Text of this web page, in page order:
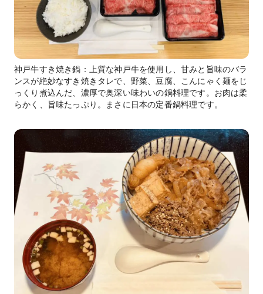
神戸牛すき焼き鍋：上質な神戸牛を使用し、甘みと旨味のバラ
ンスが絶妙なすき焼きタレで、野菜、豆腐、こんにゃく麺をじ
っくり煮込んだ、濃厚で奥深い味わいの鍋料理です。お肉は柔
らかく、旨味たっぷり。まさに日本の定番鍋料理です。